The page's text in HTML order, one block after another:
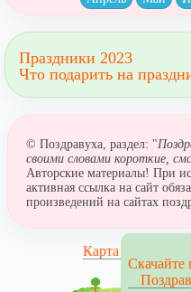
Праздники 2023
Что подарить на
© Поздравуха, раздел: "
своими словами короткие, смс
Авторские материалы! При
активная ссылка на сайт
произведений на сайтах
Карта сайта